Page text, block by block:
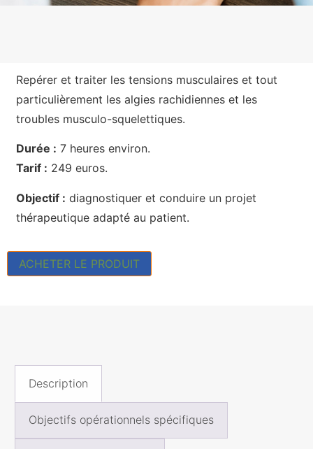
Repérer et traiter les tensions musculaires et tout
particulièrement les algies rachidiennes et les
troubles musculo-squelettiques.
Durée : 7 heures environ.
Tarif : 249 euros.
Objectif : diagnostiquer et conduire un projet
thérapeutique adapté au patient.
ACHETER LE PRODUIT
Description
Objectifs opérationnels spécifiques